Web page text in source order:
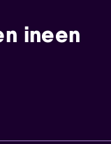
ineen